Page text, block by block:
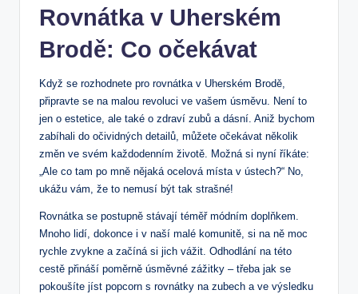
Rovnátka v Uherském
Brodě: Co očekávat
Když se rozhodnete pro rovnátka v Uherském Brodě,
připravte se na malou revoluci ve vašem úsměvu. Není to
jen o estetice, ale také o zdraví zubů a dásní. Aniž bychom
zabíhali do očividných detailů, můžete očekávat několik
změn ve svém každodenním životě. Možná si nyní říkáte:
„Ale co tam po mně nějaká ocelová místa v ústech?“ No,
ukážu vám, že to nemusí být tak strašné!
Rovnátka se postupně stávají téměř módním doplňkem.
Mnoho lidí, dokonce i v naší malé komunitě, si na ně moc
rychle zvykne a začíná si jich vážit. Odhodlání na této
cestě přináší poměrně úsměvné zážitky – třeba jak se
pokoušíte jíst popcorn s rovnátky na zubech a ve výsledku